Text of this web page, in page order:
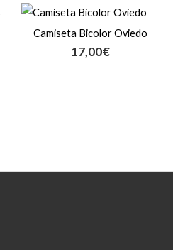
Camiseta Bicolor Oviedo
17,00€